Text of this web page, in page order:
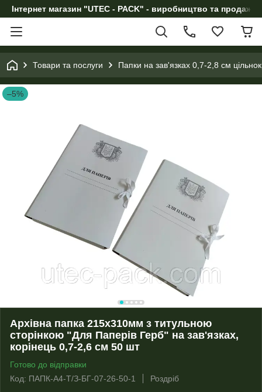
Інтернет магазин "UTEC - PACK" - виробництво та продаж
Товари та послуги Папки на зав'язках 0,7-2,8 см
–5%
Архівна папка 215х310мм з титульною
сторінкою "Для Паперів Герб" на зав'язках,
корінець 0,7-2,6 см 50 шт
Готово до відправки
Код: ПАПК-А4-Т/З-БГ-07-26-50-1
Роздріб